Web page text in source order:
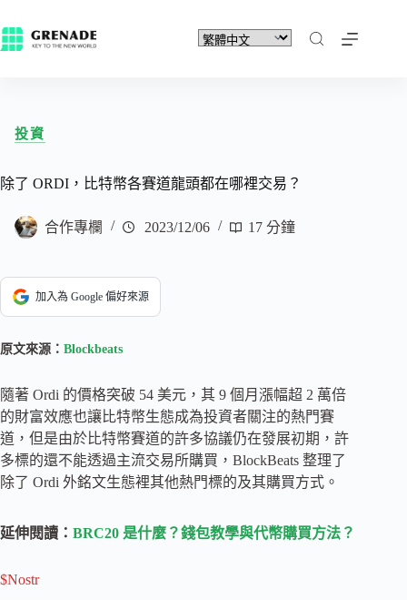
投資
除了 ORDI，比特幣各賽道龍頭都在哪裡交易？
合作專欄 2023/12/06 17 分鐘
加入為 Google 偏好來源
原文來源： Blockbeats
隨著 Ordi 的價格突破 54 美元，其 9 個月漲幅超 2 萬倍
的財富效應也讓比特幣生態成為投資者關注的熱門賽
道，但是由於比特幣賽道的許多協議仍在發展初期，許
多標的還不能透過主流交易所購買，BlockBeats 整理了
除了 Ordi 外銘文生態裡其他熱門標的及其購買方式。
延伸閱讀： BRC20 是什麼？錢包教學與代幣購買方法？
$Nostr